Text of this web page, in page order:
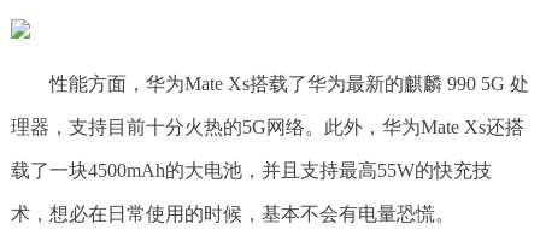
性能方面，华为Mate Xs搭载了华为最新的麒麟 990 5G 处
理器，支持目前十分火热的5G网络。此外，华为Mate Xs还搭
载了一块4500mAh的大电池，并且支持最高55W的快充技
术，想必在日常使用的时候，基本不会有电量恐慌。